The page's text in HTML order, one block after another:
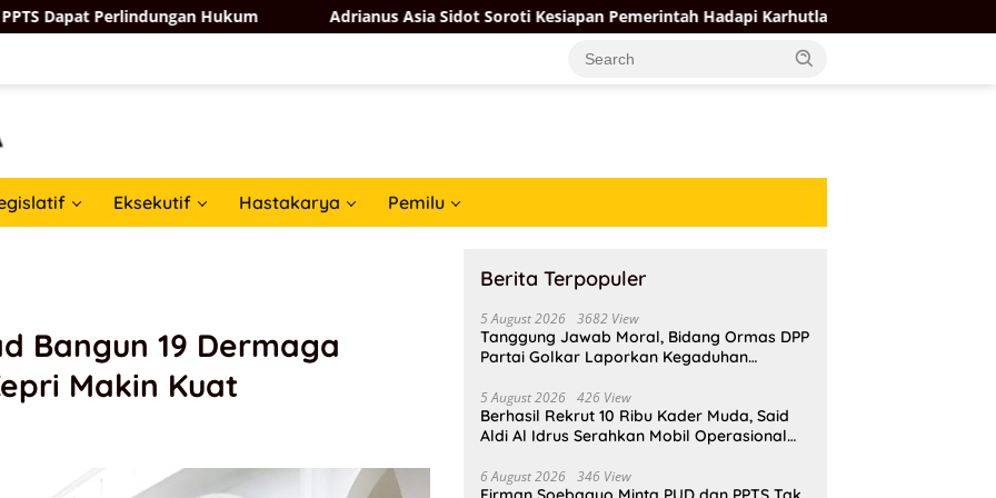
Hukum Adrianus Asia Sidot Soroti Kesiapan Pemerintah Hadapi Karhutla di Tengah Ancaman El Nino
Eksekutif Hastakarya Pemilu
Bangun 19 Dermaga
Makin Kuat
Berita Terpopuler
5 August 2026 3682 View
Tanggung Jawab Moral, Bidang Ormas DPP
Partai Golkar Laporkan Kegaduhan
5 August 2026 426 View
Berhasil Rekrut 10 Ribu Kader Muda, Said
Aldi Al Idrus Serahkan Mobil Operasional
6 August 2026 346 View